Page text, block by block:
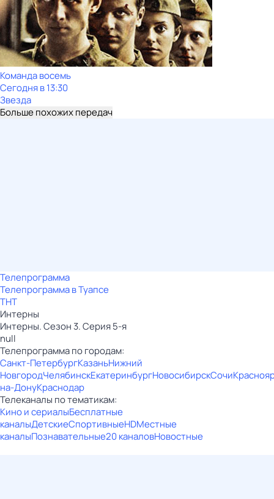
Команда восемь
Сегодня в 13:30
Звезда
Больше похожих передач
Телепрограмма
Телепрограмма в Туапсе
ТНТ
Интерны
Интерны. Сезон 3. Серия 5-я
null
Телепрограмма по городам:
Санкт-ПетербургКазаньНижний
НовгородЧелябинскЕкатеринбургНовосибирскСочи
на-ДонуКраснодар
Телеканалы по тематикам:
Кино и сериалыБесплатные
каналыДетскиеСпортивныеHDМестные
каналыПознавательные20 каналовНовостные